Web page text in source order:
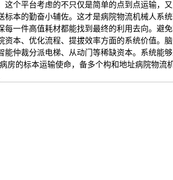
个平台考虑的不只仅是简单的点到点运输，
本的勤奋小辅佐。这才是病院物流机械人系
一件高值耗材都能找到最终的利用去向。避
本、优化流程、提拔效率方面的系统价值。
仲裁分派电梯、从动门等稀缺资本。系统能
的标本运输使命，备多个构和地址病院物流